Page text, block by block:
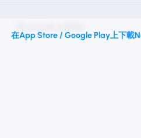
在App Store / Google Play上下載